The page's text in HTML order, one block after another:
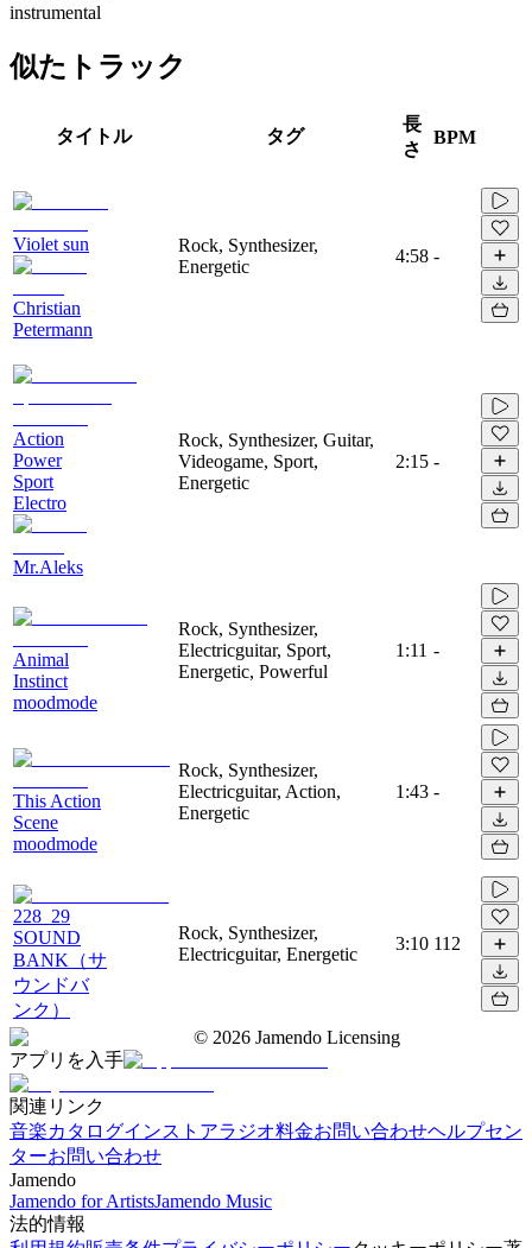
instrumental
似たトラック
タイトル タグ
長
さ
BPM
Violet sun
Christian
Petermann
Rock, Synthesizer,
Energetic
4:58 -
Action
Power
Sport
Electro
Mr.Aleks
Rock, Synthesizer, Guitar,
Videogame, Sport,
Energetic
2:15 -
Animal
Instinct
moodmode
Rock, Synthesizer,
Electricguitar, Sport,
Energetic, Powerful
1:11 -
This Action
Scene
moodmode
Rock, Synthesizer,
Electricguitar, Action,
Energetic
1:43 -
228_29
SOUND
BANK（サ
ウンドバ
ンク）
Rock, Synthesizer,
Electricguitar, Energetic
3:10 112
© 2026 Jamendo Licensing
アプリを入手
関連リンク
音楽カタログインストアラジオ料金お問い合わせヘルプセン
ターお問い合わせ
Jamendo
Jamendo for ArtistsJamendo Music
法的情報